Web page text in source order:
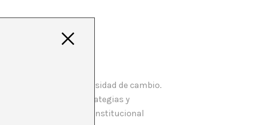
su vez , indicar la necesidad de cambio.
para replantear estrategias y
fuera del circuito institucional